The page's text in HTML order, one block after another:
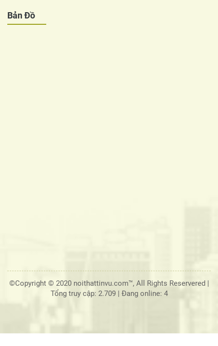
Bản Đồ
©Copyright © 2020 noithattinvu.com™, All Rights Reservered |
Tổng truy cập: 2.709| Đang online: 4